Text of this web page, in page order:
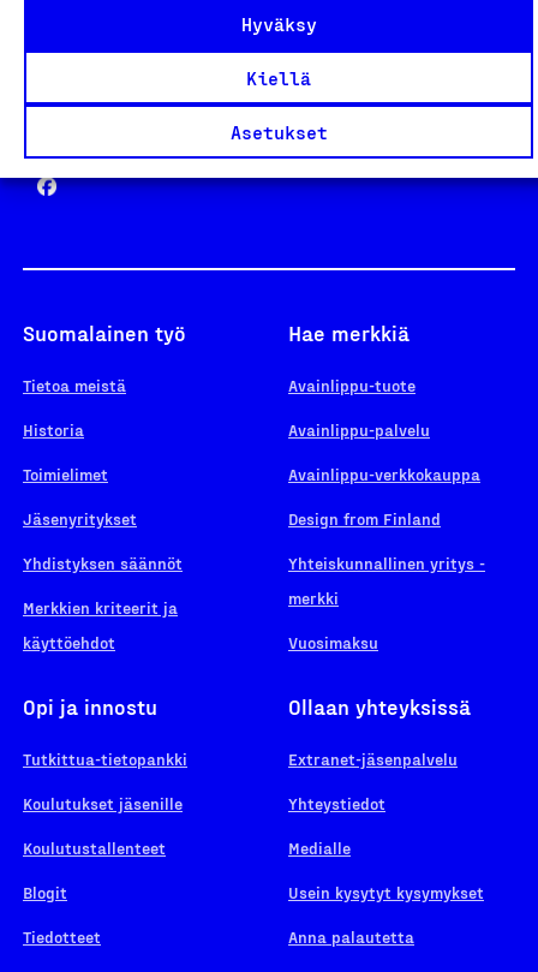
Hyväksy
Kiellä
Asetukset
Yhteiskunnallinen Yritys -merkki
Suomalainen työ
Tietoa meistä
Historia
Toimielimet
Jäsenyritykset
Yhdistyksen säännöt
Merkkien kriteerit ja
käyttöehdot
Hae merkkiä
Avainlippu-tuote
Avainlippu-palvelu
Avainlippu-verkkokauppa
Design from Finland
Yhteiskunnallinen yritys -
merkki
Vuosimaksu
Opi ja innostu
Tutkittua-tietopankki
Koulutukset jäsenille
Koulutustallenteet
Blogit
Tiedotteet
Ollaan yhteyksissä
Extranet-jäsenpalvelu
Yhteystiedot
Medialle
Usein kysytyt kysymykset
Anna palautetta